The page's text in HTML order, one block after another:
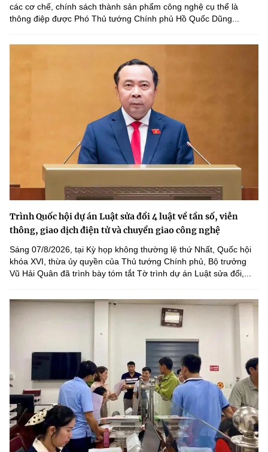
các cơ chế, chính sách thành sản phẩm công nghệ cụ thể là
thông điệp được Phó Thủ tướng Chính phủ Hồ Quốc Dũng...
Trình Quốc hội dự án Luật sửa đổi 4 luật về tần số, viễn
thông, giao dịch điện tử và chuyển giao công nghệ
Sáng 07/8/2026, tại Kỳ họp không thường lệ thứ Nhất, Quốc hội
khóa XVI, thừa ủy quyền của Thủ tướng Chính phủ, Bộ trưởng
Vũ Hải Quân đã trình bày tóm tắt Tờ trình dự án Luật sửa đổi,...